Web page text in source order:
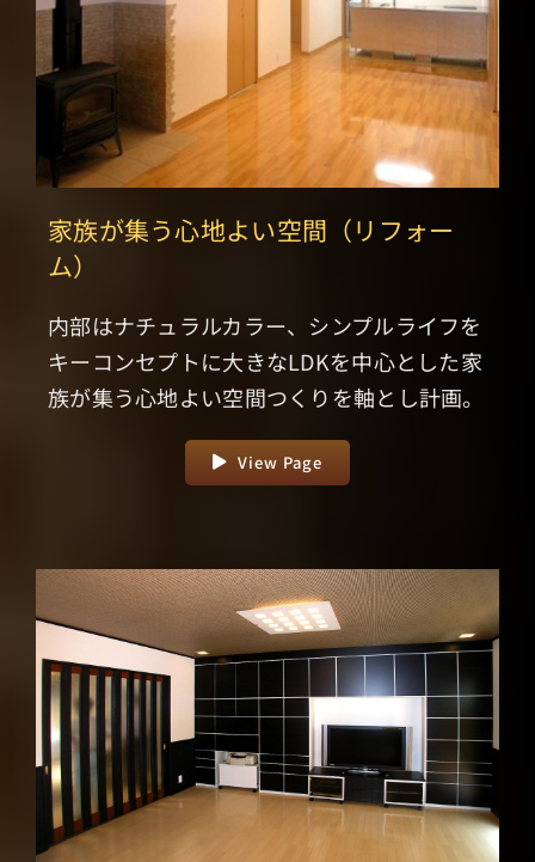
家族が集う心地よい空間（リフォー
ム）
内部はナチュラルカラー、シンプルライフを
キーコンセプトに大きなLDKを中心とした家
族が集う心地よい空間つくりを軸とし計画。
View Page